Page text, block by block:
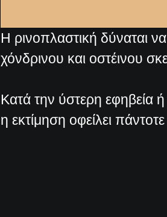
Η ρινοπλαστική δύναται
χόνδρινου και οστέινου
Κατά την ύστερη εφηβεία
η εκτίμηση οφείλει